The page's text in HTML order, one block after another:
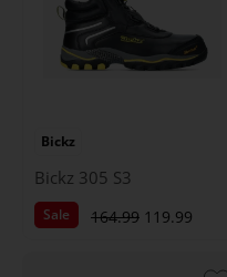
Bickz
Bickz 305 S3
Sale 164.99 119.99